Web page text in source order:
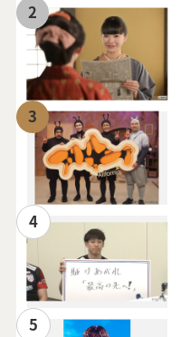
2
3
4
5